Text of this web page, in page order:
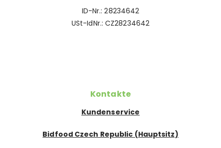
ID-Nr.: 28234642
USt-IdNr.: CZ28234642
Kontakte
Kundenservice
Bidfood Czech Republic (Hauptsitz)